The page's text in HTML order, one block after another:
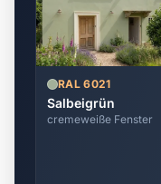
RAL 6021
Salbeigrün
cremeweiße Fenster